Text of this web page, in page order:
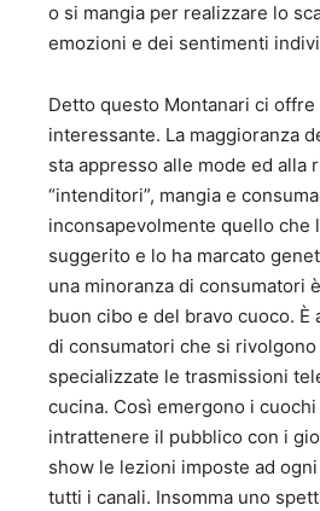
o si mangia per realizzare lo
emozioni e dei sentimenti
Detto questo Montanari ci
interessante. La maggioranza
sta appresso alle mode ed alla
“intenditori”, mangia e
inconsapevolmente quello che
suggerito e lo ha marcato
una minoranza di consumatori
buon cibo e del bravo cuoco. È
di consumatori che si
specializzate le trasmissioni
cucina. Così emergono i
intrattenere il pubblico con i
show le lezioni imposte ad
tutti i canali. Insomma uno